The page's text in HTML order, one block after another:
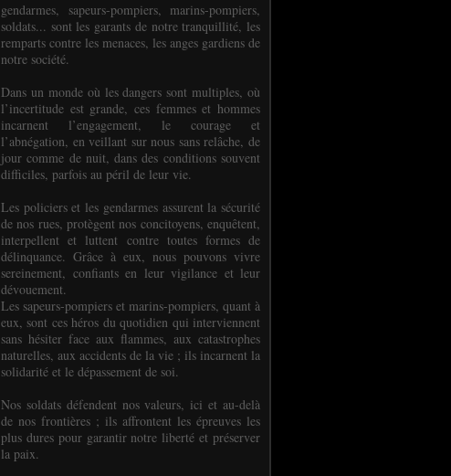
gendarmes, sapeurs-pompiers, marins-pompiers,
soldats... sont les garants de notre tranquillité, les
remparts contre les menaces, les anges gardiens de
notre société.
Dans un monde où les dangers sont multiples, où
l’incertitude est grande, ces femmes et hommes
incarnent l’engagement, le courage et
l’abnégation, en veillant sur nous sans relâche, de
jour comme de nuit, dans des conditions souvent
difficiles, parfois au péril de leur vie.
Les policiers et les gendarmes assurent la sécurité
de nos rues, protègent nos concitoyens, enquêtent,
interpellent et luttent contre toutes formes de
délinquance. Grâce à eux, nous pouvons vivre
sereinement, confiants en leur vigilance et leur
dévouement.
Les sapeurs-pompiers et marins-pompiers, quant à
eux, sont ces héros du quotidien qui interviennent
sans hésiter face aux flammes, aux catastrophes
naturelles, aux accidents de la vie ; ils incarnent la
solidarité et le dépassement de soi.
Nos soldats défendent nos valeurs, ici et au-delà
de nos frontières ; ils affrontent les épreuves les
plus dures pour garantir notre liberté et préserver
la paix.